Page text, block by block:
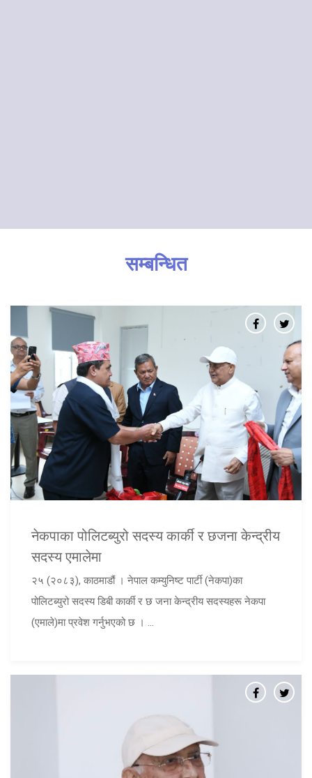
सम्बन्धित
नेकपाका पोलिटब्युरो सदस्य कार्की र छजना केन्द्रीय
सदस्य एमालेमा
२५ (२०८३), काठमाडौं । नेपाल कम्युनिष्ट पार्टी (नेकपा)का
पोलिटब्युरो सदस्य डिबी कार्की र छ जना केन्द्रीय सदस्यहरू नेकपा
(एमाले)मा प्रवेश गर्नुभएको छ । ...